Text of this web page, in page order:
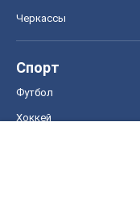
Черкассы
Спорт
Футбол
Хоккей